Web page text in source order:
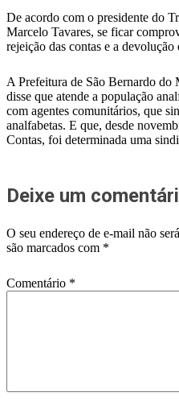
De acordo com o presidente do
Marcelo Tavares, se ficar
rejeição das contas e a
A Prefeitura de São Bernardo do
disse que atende a população
com agentes comunitários, que
analfabetas. E que, desde
Contas, foi determinada uma
Deixe um
O seu endereço de e-mail não
são marcados com *
Comentário *